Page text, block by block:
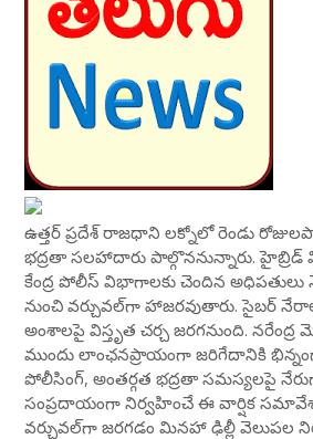
ఉత్తర్ ప్రదేశ్ రాజధాని లక్నోలో రెండు
భద్రతా సలహాదారు పాల్గొననున్నారు.
కేంద్ర పోలీస్ విభాగాలకు చెందిన
నుంచి వర్చువల్‌గా హాజరవుతారు. సైబర్
అంశాలపై విస్తృత చర్చ జరగనుంది. నరేంద్ర
ముందు లాంఛనప్రాయంగా జరిగేదానికి
పోలీసింగ్, అంతర్గత భద్రతా సమస్యలపై
సంప్రదాయంగా నిర్వహించే ఈ వార్షిక
వర్చువల్‌గా జరగడం మినహా ఢిల్లీ వెలుపల